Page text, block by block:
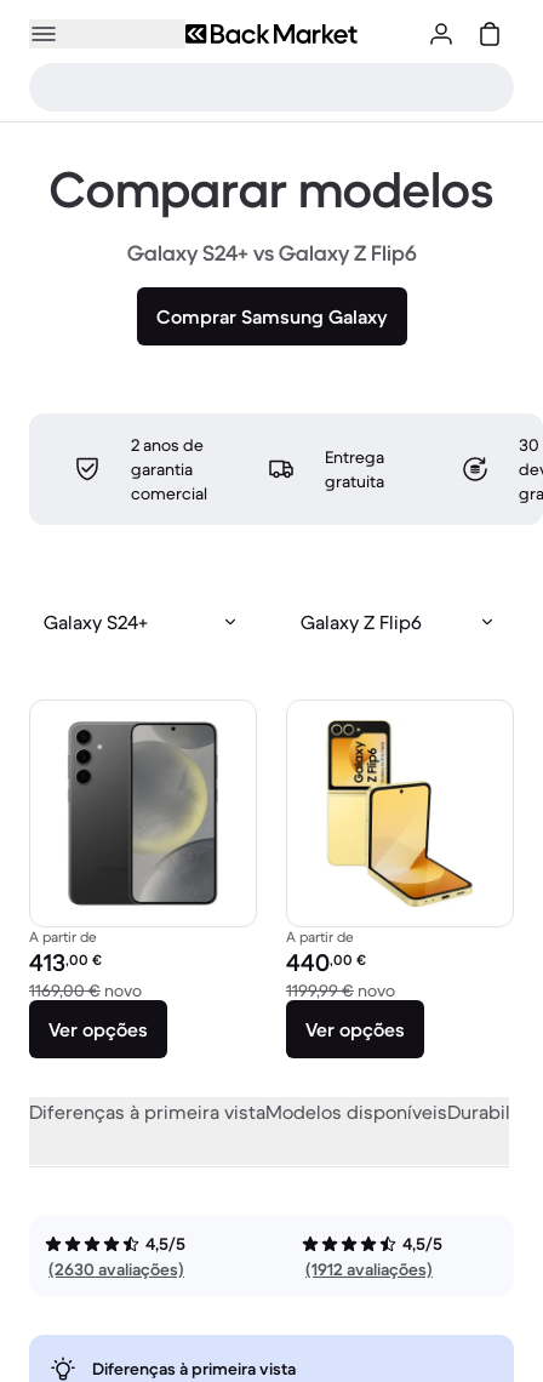
Comparar modelos
Galaxy S24+ vs Galaxy Z Flip6
Comprar Samsung Galaxy
2 anos de
garantia
comercial
Entrega
gratuita
30
Galaxy S24+ Galaxy Z Flip6
A partir de
Preço recondicionado:
413,00 €
1169,00 € novoVersus 1169,00 € novo
Ver opções
A partir de
Preço recondicionado:
440,00 €
1199,99 € novoVersus 1199,99 €
Ver opções
Diferenças à primeira vistaModelos disponíveis
4,5/5
(2630 avaliações)
4,5/5
(1912 avaliações)
Diferenças à primeira vista